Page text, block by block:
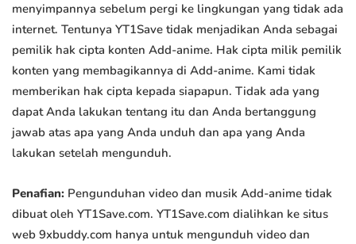
menyimpannya sebelum pergi ke lingkungan yang tidak ada
internet. Tentunya YT1Save tidak menjadikan Anda sebagai
pemilik hak cipta konten Add-anime. Hak cipta milik pemilik
konten yang membagikannya di Add-anime. Kami tidak
memberikan hak cipta kepada siapapun. Tidak ada yang
dapat Anda lakukan tentang itu dan Anda bertanggung
jawab atas apa yang Anda unduh dan apa yang Anda
lakukan setelah mengunduh.
Penafian: Pengunduhan video dan musik Add-anime tidak
dibuat oleh YT1Save.com. YT1Save.com dialihkan ke situs
web 9xbuddy.com hanya untuk mengunduh video dan